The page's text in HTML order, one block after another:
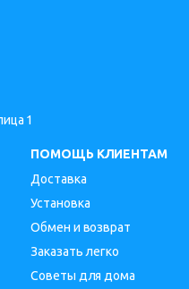
1
ПОМОЩЬ КЛИЕНТАМ
Доставка
Установка
Обмен и возврат
Заказать легко
Советы для дома